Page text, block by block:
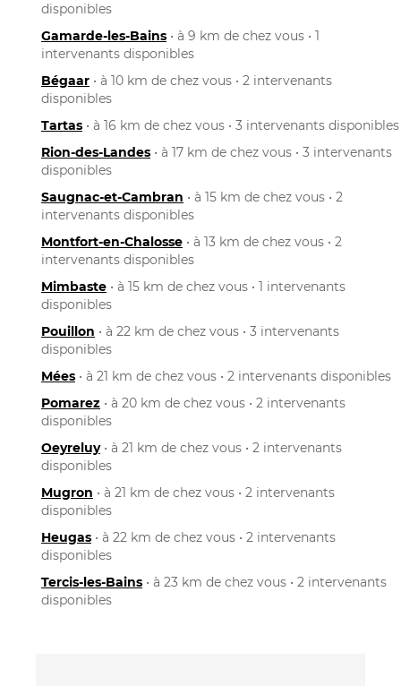
disponibles
Gamarde-les-Bains • à 9 km de chez vous • 1
intervenants disponibles
Bégaar • à 10 km de chez vous • 2 intervenants
disponibles
Tartas • à 16 km de chez vous • 3 intervenants disponibles
Rion-des-Landes • à 17 km de chez vous • 3 intervenants
disponibles
Saugnac-et-Cambran • à 15 km de chez vous • 2
intervenants disponibles
Montfort-en-Chalosse • à 13 km de chez vous • 2
intervenants disponibles
Mimbaste • à 15 km de chez vous • 1 intervenants
disponibles
Pouillon • à 22 km de chez vous • 3 intervenants
disponibles
Mées • à 21 km de chez vous • 2 intervenants disponibles
Pomarez • à 20 km de chez vous • 2 intervenants
disponibles
Oeyreluy• à 21 km de chez vous • 2 intervenants
disponibles
Mugron • à 21 km de chez vous • 2 intervenants
disponibles
Heugas • à 22 km de chez vous • 2 intervenants
disponibles
Tercis-les-Bains • à 23 km de chez vous • 2 intervenants
disponibles